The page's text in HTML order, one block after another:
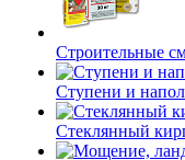
Строительные
Ступени и
Cтеклянный